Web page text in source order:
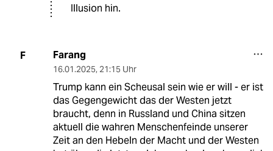
Illusion hin.
F Farang
16.01.2025, 21:15 Uhr
Trump kann ein Scheusal sein wie er will - er ist
das Gegengewicht das der Westen jetzt
braucht, denn in Russland und China sitzen
aktuell die wahren Menschenfeinde unserer
Zeit an den Hebeln der Macht und der Westen